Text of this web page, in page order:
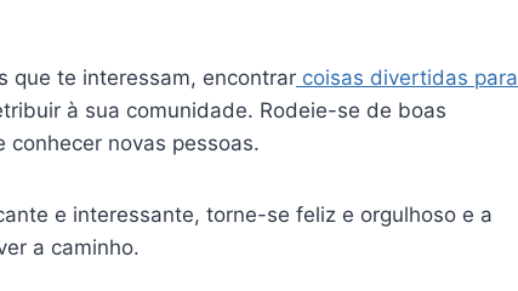
que te interessam, encontrar coisas divertidas para
à sua comunidade. Rodeie-se de boas
novas pessoas.
e interessante, torne-se feliz e orgulhoso e a
a caminho.